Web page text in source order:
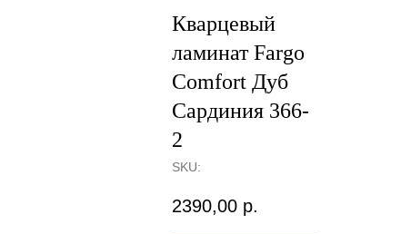
Кварцевый
ламинат Fargo
Comfort Дуб
Сардиния 366-
2
SKU:
2390,00 р.